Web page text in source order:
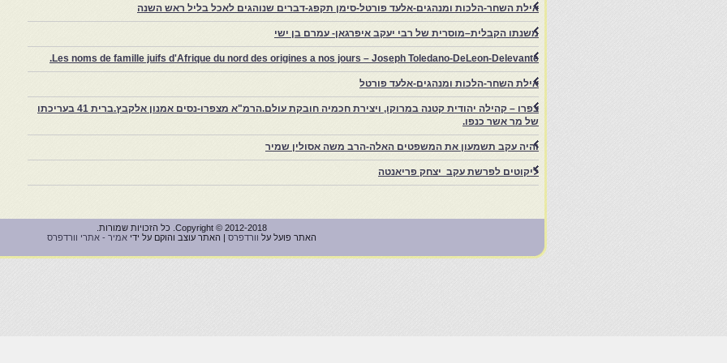
אילת השחר-הלכות ומנהגים-אלעד פורטל-סימן תקפג-דברים שנוהגים לאכל בליל ראש השנה
משנתו הקבלית–מוסרית של רבי יעקב איפרגאן- עמרם בן ישי
Les noms de famille juifs d'Afrique du nord des origines a nos jours – Joseph Toledano-DeLeon-Delevante.
אילת השחר-הלכות ומנהגים-אלעד פורטל
צפרו – קהילה יהודית קטנה במרוקו, ויצירת חכמיה חובקת עולם.הרמ"א מצפרו-נסים אמנון אלקבץ.ברית 41 בעריכתו
של מר אשר כנפו.
והיה עקב תשמעון את המשפטים האלה-הרב משה אסולין שמיר
ליקוטים לפרשת עקב יצחק פריאנטה
Copyright © 2012-2018. כל הזכויות שמורות.
האתר פועל על וורדפרס | האתר עוצב והוקם על ידי אמיר - אתרי וורדפרס